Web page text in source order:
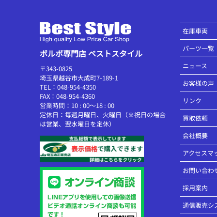
ボルボ専門店 ベストスタイル
〒343-0825
埼玉県越谷市大成町7-189-1
TEL：048-954-4350
FAX：048-954-4360
営業時間：10 : 00～18 : 00
定休日：毎週月曜日、火曜日（※祝日の場合
は営業、翌水曜日を定休）
在庫車両
パーツ一覧
ニュース
お客様の声
リンク
買取依頼
会社概要
アクセスマ
お問い合わ
採用案内
通信販売シ